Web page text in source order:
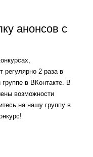
анонсов с
регулярно 2 раза в
в ВКонтакте. В
возможности
на нашу группу в